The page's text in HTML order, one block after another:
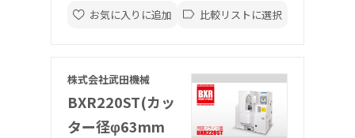
お気に入りに追加 比較リストに選択
株式会社武田機械
BXR220ST(カッ
ター径φ63mm